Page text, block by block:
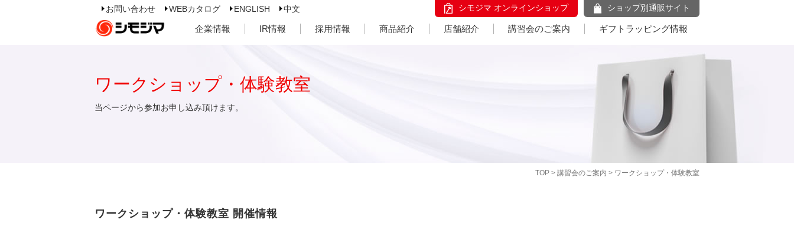
お問い合わせ WEBカタログ ENGLISH 中文 シモジマ オンラインショップ ショップ別通販サイト
企業情報 IR情報 採用情報 商品紹介 店舗紹介 講習会のご案内 ギフトラッピング情報
TOP > 講習会のご案内 > ワークショップ・体験教室
ワークショップ・体験教室
当ページから参加お申し込み頂けます。
ワークショップ・体験教室 開催情報